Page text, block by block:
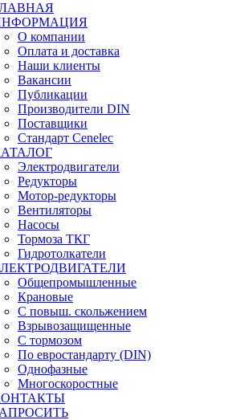
О компании
Оплата и доставка
Наши клиенты
Вакансии
Публикации
Производители DIN
Поставщики
Стандарт Cenelec
Электродвигатели
Редукторы
Мотор-редукторы
Вентиляторы
Насосы
Тормоза ТКГ
Гидротолкатели
Общепромышленные
Крановые
С повыш. скольжением
Взрывозащищенные
С тормозом
По евростандарту (DIN)
Однофазные
Многоскоростные